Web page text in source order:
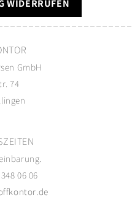
WIDERRUFEN
GmbH
74
06 06